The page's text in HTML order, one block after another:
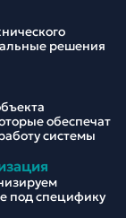
решения
обеспечат
системы
под специфику